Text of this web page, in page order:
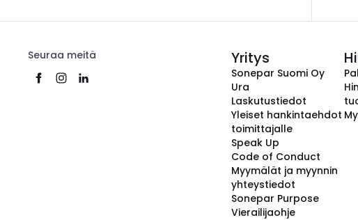
Seuraa meitä Yritys
Sonepar Suomi Oy
Ura
Laskutustiedot
Yleiset hankintaehdot
toimittajalle
Speak Up
Code of Conduct
Myymälät ja myynnin
yhteystiedot
Sonepar Purpose
Vierailijaohje